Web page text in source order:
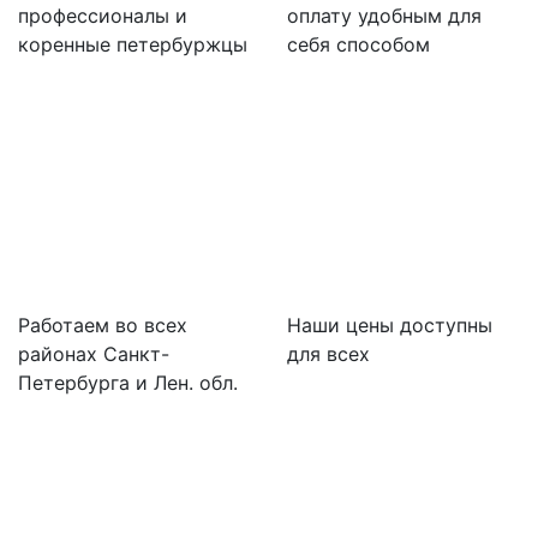
профессионалы и
коренные петербуржцы
оплату удобным для
себя способом
Работаем во всех
районах Санкт-
Петербурга и Лен. обл.
Наши цены доступны
для всех